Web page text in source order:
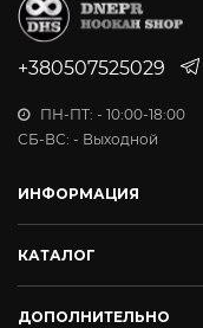
продуманная
этого бренда.
Что делает
Идеальный
хочет терять
36 уникальных
+380507525029
ПН-ПТ: - 10:00-18:00
СБ-ВС: - Выходной
ИНФОРМАЦИЯ
КАТАЛОГ
ДОПОЛНИТЕЛЬНО